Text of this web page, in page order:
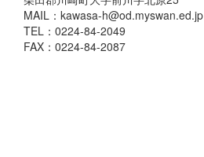
MAIL：kawasa-h@od.myswan.ed.jp
TEL：0224-84-2049
FAX：0224-84-2087